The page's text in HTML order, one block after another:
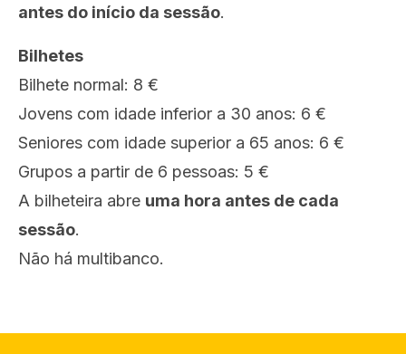
antes do início da sessão.
Bilhetes
Bilhete normal: 8 €
Jovens com idade inferior a 30 anos: 6 €
Seniores com idade superior a 65 anos: 6 €
Grupos a partir de 6 pessoas: 5 €
A bilheteira abre uma hora antes de cada
sessão.
Não há multibanco.